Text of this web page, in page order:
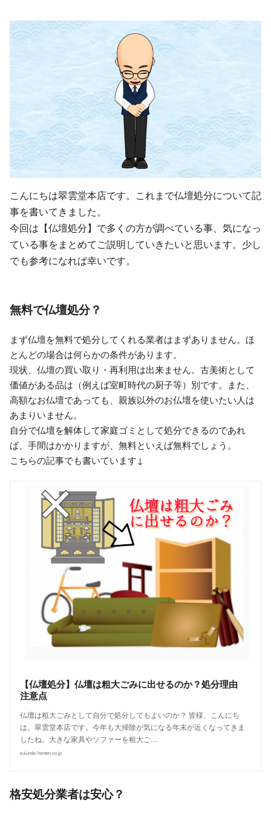
こんにちは翠雲堂本店です。これまで仏壇処分について記
事を書いてきました。
今回は【仏壇処分】で多くの方が調べている事、気になっ
ている事をまとめてご説明していきたいと思います。少し
でも参考になれば幸いです。
無料で仏壇処分？
まず仏壇を無料で処分してくれる業者はまずありません。ほ
とんどの場合は何らかの条件があります。
現状、仏壇の買い取り・再利用は出来ません。古美術として
価値がある品は（例えば室町時代の厨子等）別です。また、
高額なお仏壇であっても、親族以外のお仏壇を使いたい人は
あまりいません。
自分で仏壇を解体して家庭ゴミとして処分できるのであれ
ば、手間はかかりますが、無料といえば無料でしょう。
こちらの記事でも書いています↓
【仏壇処分】仏壇は粗大ごみに出せるのか？処分理由
注意点
仏壇は粗大ごみとして自分で処分してもよいのか？ 皆様、こんにち
は。翠雲堂本店です。今年も大掃除が気になる年末が近くなってきま
したね。大きな家具やソファーを粗大ご…
suiundo-honten.co.jp
格安処分業者は安心？